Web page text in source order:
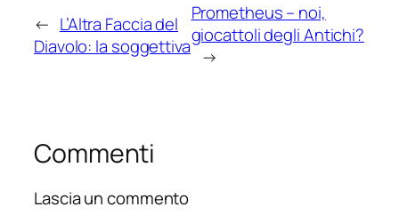
← L’Altra Faccia del
Diavolo: la soggettiva
Prometheus – noi,
giocattoli degli Antichi?
→
Commenti
Lascia un commento